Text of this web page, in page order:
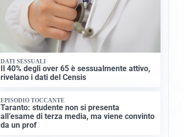
DATI SESSUALI
Il 40% degli over 65 è sessualmente attivo,
rivelano i dati del Censis
EPISODIO TOCCANTE
Taranto: studente non si presenta
all’esame di terza media, ma viene convinto
da un prof